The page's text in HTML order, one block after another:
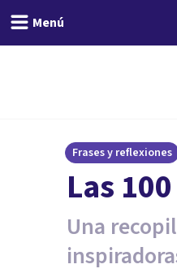
Menú
Frases y reflexiones
Las
Una